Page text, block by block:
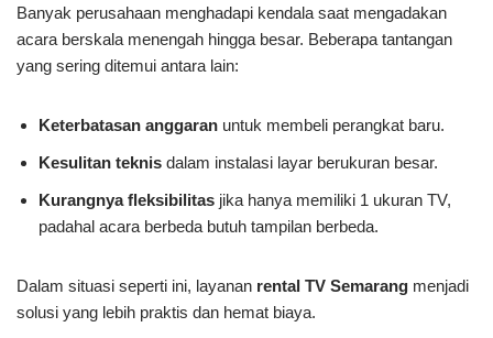
Banyak perusahaan menghadapi kendala saat mengadakan
acara berskala menengah hingga besar. Beberapa tantangan
yang sering ditemui antara lain:
Keterbatasan anggaran untuk membeli perangkat baru.
Kesulitan teknis dalam instalasi layar berukuran besar.
Kurangnya fleksibilitas jika hanya memiliki 1 ukuran TV,
padahal acara berbeda butuh tampilan berbeda.
Dalam situasi seperti ini, layanan rental TV Semarang menjadi
solusi yang lebih praktis dan hemat biaya.